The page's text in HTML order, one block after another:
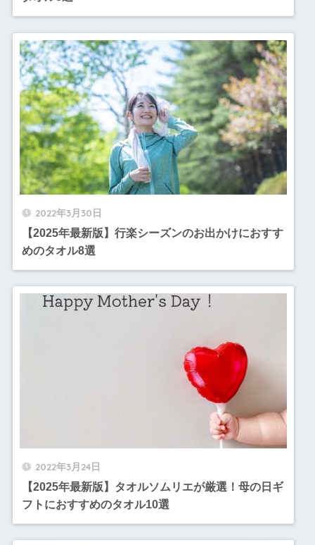
2022年3月30日
【2025年最新版】行楽シーズンのお出かけにおすす
めのタオル8選
2022年3月24日
【2025年最新版】タオルソムリエが厳選！母の日ギ
フトにおすすめのタオル10選